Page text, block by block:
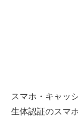
スマホ・キャッ
生体認証のスマ